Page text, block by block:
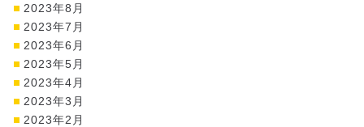
2023年8月
2023年7月
2023年6月
2023年5月
2023年4月
2023年3月
2023年2月